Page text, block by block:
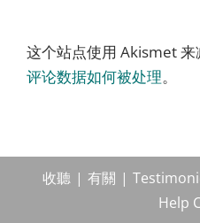
这个站点使用 Akismet 来
评论数据如何被处理。
收聽 有關
Help